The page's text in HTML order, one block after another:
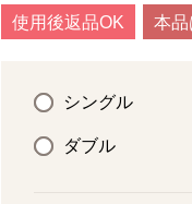
使用後返品OK 本
シングル
ダブル